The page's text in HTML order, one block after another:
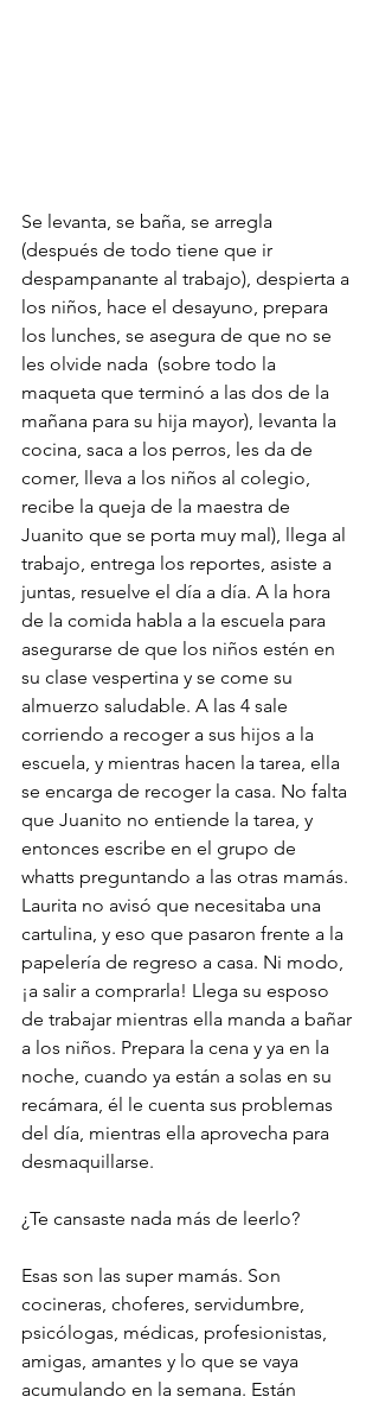
Se levanta, se baña, se arregla
(después de todo tiene que ir
despampanante al trabajo), despierta a
los niños, hace el desayuno, prepara
los lunches, se asegura de que no se
les olvide nada  (sobre todo la
maqueta que terminó a las dos de la
mañana para su hija mayor), levanta la
cocina, saca a los perros, les da de
comer, lleva a los niños al colegio,
recibe la queja de la maestra de
Juanito que se porta muy mal), llega al
trabajo, entrega los reportes, asiste a
juntas, resuelve el día a día. A la hora
de la comida habla a la escuela para
asegurarse de que los niños estén en
su clase vespertina y se come su
almuerzo saludable. A las 4 sale
corriendo a recoger a sus hijos a la
escuela, y mientras hacen la tarea, ella
se encarga de recoger la casa. No falta
que Juanito no entiende la tarea, y
entonces escribe en el grupo de
whatts preguntando a las otras mamás.
Laurita no avisó que necesitaba una
cartulina, y eso que pasaron frente a la
papelería de regreso a casa. Ni modo,
¡a salir a comprarla! Llega su esposo
de trabajar mientras ella manda a bañar
a los niños. Prepara la cena y ya en la
noche, cuando ya están a solas en su
recámara, él le cuenta sus problemas
del día, mientras ella aprovecha para
desmaquillarse.
¿Te cansaste nada más de leerlo?
Esas son las super mamás. Son
cocineras, choferes, servidumbre,
psicólogas, médicas, profesionistas,
amigas, amantes y lo que se vaya
acumulando en la semana. Están